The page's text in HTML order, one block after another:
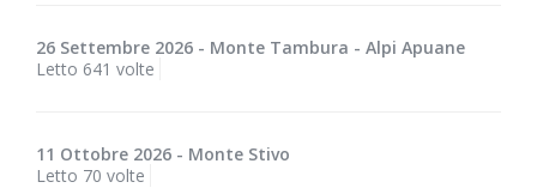
26 Settembre 2026 - Monte Tambura - Alpi Apuane
Letto 641 volte
11 Ottobre 2026 - Monte Stivo
Letto 70 volte